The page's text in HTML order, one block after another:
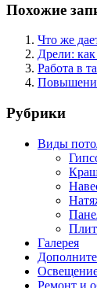
Похожие
Что же
Дрели:
Работа в
Рубрики
Виды
Галерея
Ремонт и